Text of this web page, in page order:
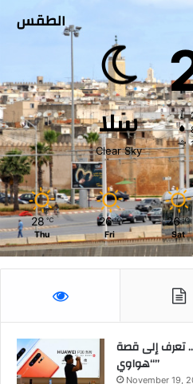
الطقس
سلا
Clear Sky
28 ℃
Thu
26 ℃
Fri
26 ℃
Sat
تعرف إلى قصة
“هواوي”
November 19,